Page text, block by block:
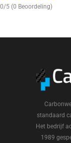
0/5 (0 Beoordeling)
standaard
Het bedrijf
1989